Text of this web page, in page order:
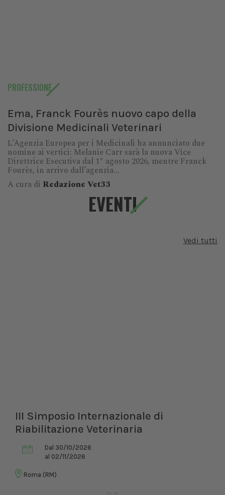
PROFESSIONE
Ema, Franck Fourès nuovo capo della
Divisione Medicinali Veterinari
L’Agenzia Europea per i Medicinali ha annunciato due
nomine ai vertici: Melanie Carr sarà la nuova Vice
Direttrice Esecutiva dal 1° agosto 2026, mentre Franck
Fourès, in arrivo dall’agenzia...
A cura di Redazione Vet33
EVENTI
Vedi tutti
XXI Congresso Nazionale UNISVET
Dal 12/02/2027
al 14/02/2027
Bologna (BO)